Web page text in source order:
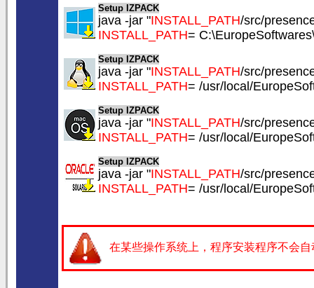
Setup IZPACK
java -jar "INSTALL_PATH/src/
INSTALL_PATH=
Setup IZPACK
java -jar "INSTALL_PATH/src/
INSTALL_PATH= /usr/local/
Setup IZPACK
java -jar "INSTALL_PATH/src/
INSTALL_PATH= /usr/local/
Setup IZPACK
java -jar "INSTALL_PATH/src/
INSTALL_PATH= /usr/local/
在某些操作系统上，程序安装程序不会